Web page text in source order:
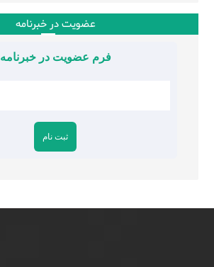
عضویت در خبرنامه
فرم عضویت در خبرنامه